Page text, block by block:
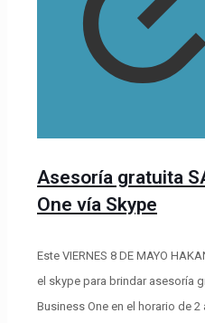
Asesoría gratuita
One vía Skype
Este VIERNES 8 DE MAYO
el skype para brindar asesoría
Business One en el horario de 2